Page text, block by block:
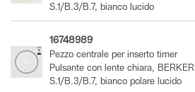
S.1/B.3/B.7, bianco lucido
16748989
Pezzo centrale per inserto timer
Pulsante con lente chiara, BERKER
S.1/B.3/B.7, bianco polare lucido